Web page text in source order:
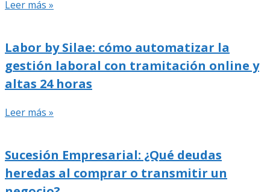
Leer más »
Labor by Silae: cómo automatizar la
gestión laboral con tramitación online y
altas 24 horas
Leer más »
Sucesión Empresarial: ¿Qué deudas
heredas al comprar o transmitir un